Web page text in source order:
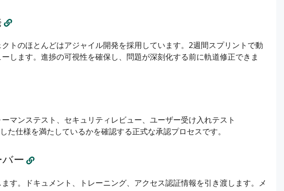
トのほとんどはアジャイル開発を採用しています。2週間スプリントで動
します。進捗の可視性を確保し、問題が深刻化する前に軌道修正できま
マンステスト、セキュリティレビュー、ユーザー受け入れテスト
た仕様を満たしているかを確認する正式な承認プロセスです。
ー
す。ドキュメント、トレーニング、アクセス認証情報を引き渡します。メ